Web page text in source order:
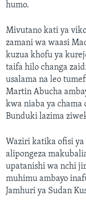
humo.
Mivutano kati ya
zamani wa waasi
kuzua khofu ya
taifa hilo changa
usalama na leo
Martin Abucha
kwa niaba ya chama
Bunduki lazima
Waziri katika ofisi
alipongeza
upatanishi wa nchi
muhimu ambayo
Jamhuri ya Sudan